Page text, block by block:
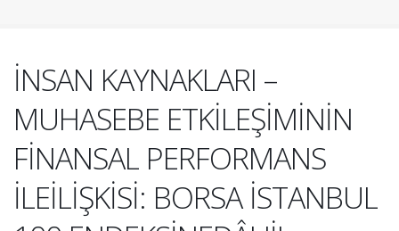
İNSAN KAYNAKLARI –
MUHASEBE ETKİLEŞİMİNİN
FİNANSAL PERFORMANS
İLEİLİŞKİSİ: BORSA İSTANBUL